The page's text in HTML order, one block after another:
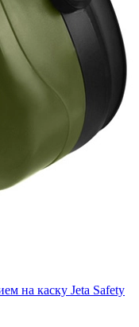
на каску Jeta Safety